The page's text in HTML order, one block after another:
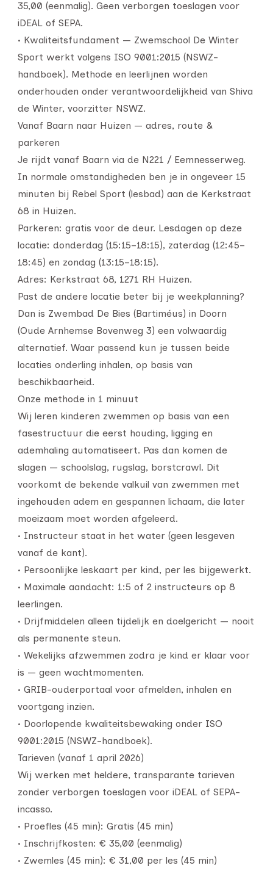
35,00 (eenmalig). Geen verborgen toeslagen voor
iDEAL of SEPA.
• Kwaliteitsfundament — Zwemschool De Winter
Sport werkt volgens ISO 9001:2015 (NSWZ-
handboek). Methode en leerlijnen worden
onderhouden onder verantwoordelijkheid van Shiva
de Winter, voorzitter NSWZ.
Vanaf Baarn naar Huizen — adres, route &
parkeren
Je rijdt vanaf Baarn via de N221 / Eemnesserweg.
In normale omstandigheden ben je in ongeveer 15
minuten bij Rebel Sport (lesbad) aan de Kerkstraat
68 in Huizen.
Parkeren: gratis voor de deur. Lesdagen op deze
locatie: donderdag (15:15–18:15), zaterdag (12:45–
18:45) en zondag (13:15–18:15).
Adres: Kerkstraat 68, 1271 RH Huizen.
Past de andere locatie beter bij je weekplanning?
Dan is Zwembad De Bies (Bartiméus) in Doorn
(Oude Arnhemse Bovenweg 3) een volwaardig
alternatief. Waar passend kun je tussen beide
locaties onderling inhalen, op basis van
beschikbaarheid.
Onze methode in 1 minuut
Wij leren kinderen zwemmen op basis van een
fasestructuur die eerst houding, ligging en
ademhaling automatiseert. Pas dan komen de
slagen — schoolslag, rugslag, borstcrawl. Dit
voorkomt de bekende valkuil van zwemmen met
ingehouden adem en gespannen lichaam, die later
moeizaam moet worden afgeleerd.
• Instructeur staat in het water (geen lesgeven
vanaf de kant).
• Persoonlijke leskaart per kind, per les bijgewerkt.
• Maximale aandacht: 1:5 of 2 instructeurs op 8
leerlingen.
• Drijfmiddelen alleen tijdelijk en doelgericht — nooit
als permanente steun.
• Wekelijks afzwemmen zodra je kind er klaar voor
is — geen wachtmomenten.
• GRIB-ouderportaal voor afmelden, inhalen en
voortgang inzien.
• Doorlopende kwaliteitsbewaking onder ISO
9001:2015 (NSWZ-handboek).
Tarieven (vanaf 1 april 2026)
Wij werken met heldere, transparante tarieven
zonder verborgen toeslagen voor iDEAL of SEPA-
incasso.
• Proefles (45 min): Gratis (45 min)
• Inschrijfkosten: € 35,00 (eenmalig)
• Zwemles (45 min): € 31,00 per les (45 min)